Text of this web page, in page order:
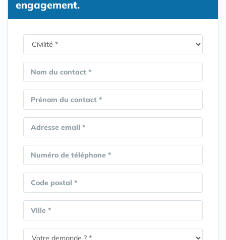
engagement.
Nom du contact *
Prénom du contact *
Adresse email *
Numéro de téléphone *
Code postal *
Ville *